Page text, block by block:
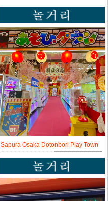
Sapura Osaka Dotonbori Play Town
초보자 마크가 붙은 크레인 게임은 획
득률 급상승에...